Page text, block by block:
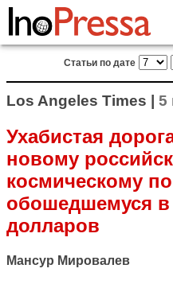
Статьи по дате
Los Angeles Times | 5
Ухабистая
новому
космическому
обошедшемуся
долларов
Мансур Мировалев